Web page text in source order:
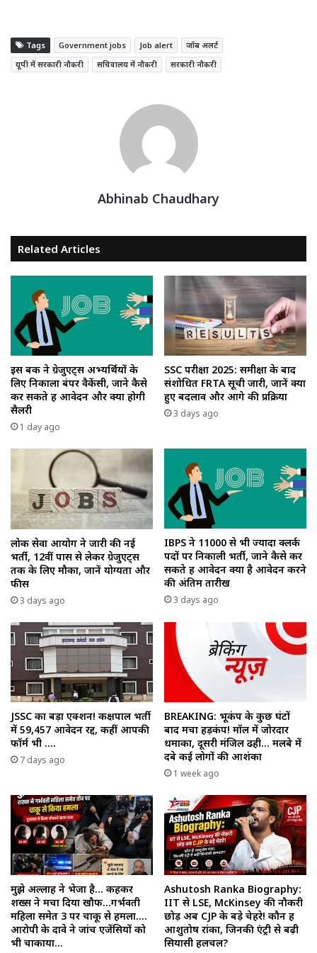
Tags Government jobs Job alert
जॉब अलर्ट
यूपी में सरकारी नौकरी
सचिवालय में नौकरी सरकारी नौकरी
Abhinab Chaudhary
Related Articles
इस बैंक ने ग्रेजुएट्स अभ्यर्थियों के
लिए निकाला बंपर वैकेंसी, जाने कैसे
कर सकते हैं आवेदन और क्या होगी
सैलरी
1 day ago
SSC परीक्षा 2025: समीक्षा के बाद
संशोधित FRTA सूची जारी, जानें क्या
हुए बदलाव और आगे की प्रक्रिया
3 days ago
लोक सेवा आयोग ने जारी की नई
भर्ती, 12वीं पास से लेकर ग्रेजुएट्स
तक के लिए मौका, जानें योग्यता और
फीस
3 days ago
IBPS ने 11000 से भी ज्यादा क्लर्क
पदों पर निकाली भर्ती, जाने कैसे कर
सकते हैं आवेदन क्या है आवेदन करने
की अंतिम तारीख
3 days ago
JSSC का बड़ा एक्शन! कक्षपाल भर्ती
में 59,457 आवेदन रद्द, कहीं आपकी
फॉर्म भी ….
7 days ago
BREAKING: भूकंप के कुछ घंटों
बाद मचा हड़कंप! मॉल में जोरदार
धमाका, दूसरी मंजिल ढही… मलबे में
दबे कई लोगों की आशंका
1 week ago
मुझे अल्लाह ने भेजा है… कहकर
शख्स ने मचा दिया खौफ…गर्भवती
महिला समेत 3 पर चाकू से हमला….
आरोपी के दावे ने जांच एजेंसियों को
भी चौंकाया…
Ashutosh Ranka Biography:
IIT से LSE, McKinsey की नौकरी
छोड़ अब CJP के बड़े चेहरे! कौन हैं
आशुतोष रांका, जिनकी एंट्री से बढ़ी
सियासी हलचल?